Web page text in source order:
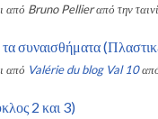
από Bruno Pellierαπό την
τα συναισθήματα
από Valérie du blog Val 10
2 και 3)